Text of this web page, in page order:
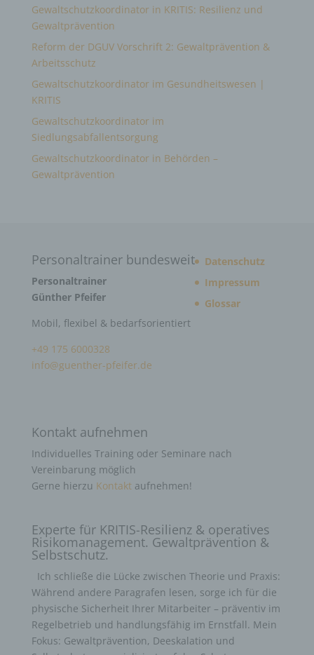
Gewaltschutzkoordinator in KRITIS: Resilienz und
Gewaltprävention
Reform der DGUV Vorschrift 2: Gewaltprävention &
Arbeitsschutz
Gewaltschutzkoordinator im Gesundheitswesen |
KRITIS
Gewaltschutzkoordinator im
Siedlungsabfallentsorgung
Gewaltschutzkoordinator in Behörden –
Gewaltprävention
Personaltrainer bundesweit
Personaltrainer
Günther Pfeifer
Mobil, flexibel & bedarfsorientiert
+49 175 6000328
info@guenther-pfeifer.de
Datenschutz
Impressum
Glossar
Kontakt aufnehmen
Individuelles Training oder Seminare nach
Vereinbarung möglich
Gerne hierzu Kontaktaufnehmen!
Experte für KRITIS-Resilienz & operatives
Risikomanagement. Gewaltprävention &
Selbstschutz.
Ich schließe die Lücke zwischen Theorie und Praxis:
Während andere Paragrafen lesen, sorge ich für die
physische Sicherheit Ihrer Mitarbeiter – präventiv im
Regelbetrieb und handlungsfähig im Ernstfall. Mein
Fokus: Gewaltprävention, Deeskalation und